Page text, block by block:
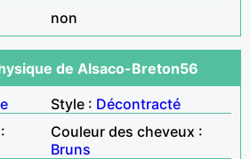
non
de Alsaco-Breton56
Style : Décontracté
Couleur des cheveux :
Bruns